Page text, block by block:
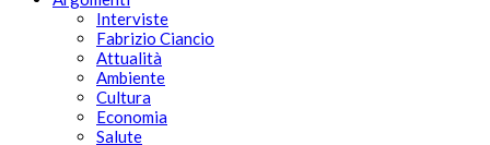
Interviste
Fabrizio Ciancio
Attualità
Ambiente
Cultura
Economia
Salute